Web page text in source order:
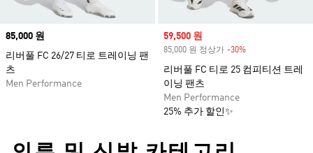
Price
85,000 원
리버풀 FC 26/27 티로 트레이닝 팬
츠
Men Performance
Sale price
59,500 원
85,000 원 정상가 -30%
리버풀 FC 티로 25 컴피티션 트레
이닝 팬츠
Men Performance
25% 추가 할인✨